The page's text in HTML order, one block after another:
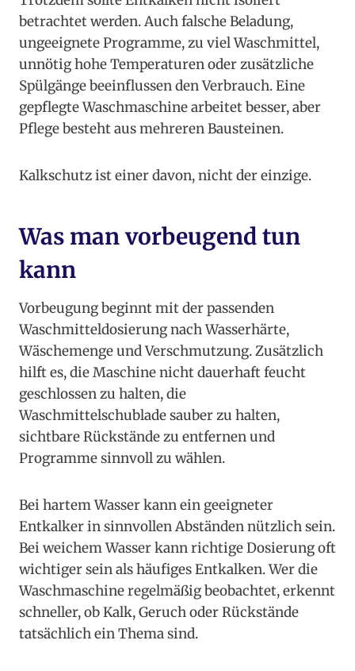
betrachtet werden. Auch falsche Beladung,
ungeeignete Programme, zu viel Waschmittel,
unnötig hohe Temperaturen oder zusätzliche
Spülgänge beeinflussen den Verbrauch. Eine
gepflegte Waschmaschine arbeitet besser, aber
Pflege besteht aus mehreren Bausteinen.
Kalkschutz ist einer davon, nicht der einzige.
Was man vorbeugend tun
kann
Vorbeugung beginnt mit der passenden
Waschmitteldosierung nach Wasserhärte,
Wäschemenge und Verschmutzung. Zusätzlich
hilft es, die Maschine nicht dauerhaft feucht
geschlossen zu halten, die
Waschmittelschublade sauber zu halten,
sichtbare Rückstände zu entfernen und
Programme sinnvoll zu wählen.
Bei hartem Wasser kann ein geeigneter
Entkalker in sinnvollen Abständen nützlich sein.
Bei weichem Wasser kann richtige Dosierung oft
wichtiger sein als häufiges Entkalken. Wer die
Waschmaschine regelmäßig beobachtet, erkennt
schneller, ob Kalk, Geruch oder Rückstände
tatsächlich ein Thema sind.